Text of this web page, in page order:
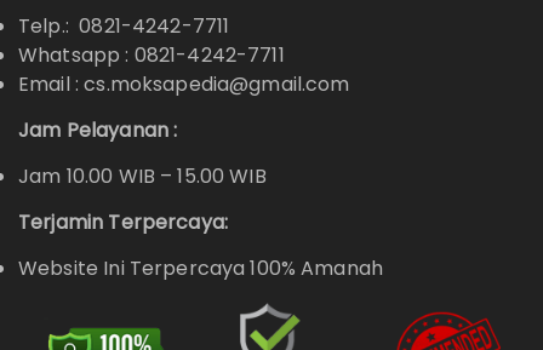
Telp.: 0821-4242-7711
Whatsapp : 0821-4242-7711
Email : cs.moksapedia@gmail.com
Jam Pelayanan :
Jam 10.00 WIB – 15.00 WIB
Terjamin Terpercaya:
Website Ini Terpercaya 100% Amanah